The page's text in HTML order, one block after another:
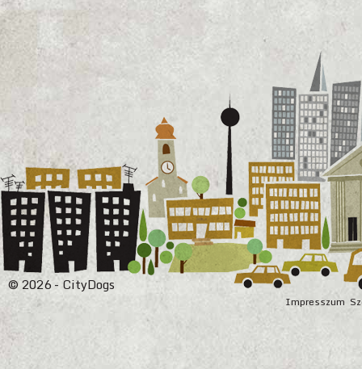
Impresszum
© 2026 - CityDogs